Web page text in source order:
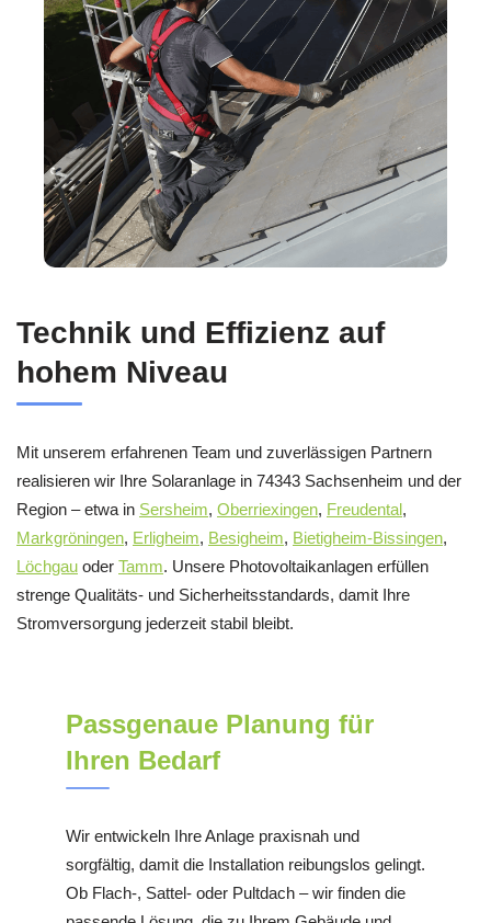
Technik und Effizienz auf
hohem Niveau
Mit unserem erfahrenen Team und zuverlässigen Partnern
realisieren wir Ihre Solaranlage in 74343 Sachsenheim und der
Region – etwa in Sersheim, Oberriexingen, Freudental,
Markgröningen, Erligheim, Besigheim, Bietigheim-Bissingen,
Löchgau oder Tamm. Unsere Photovoltaikanlagen erfüllen
strenge Qualitäts- und Sicherheitsstandards, damit Ihre
Stromversorgung jederzeit stabil bleibt.
Passgenaue Planung für
Ihren Bedarf
Wir entwickeln Ihre Anlage praxisnah und
sorgfältig, damit die Installation reibungslos gelingt.
Ob Flach-, Sattel- oder Pultdach – wir finden die